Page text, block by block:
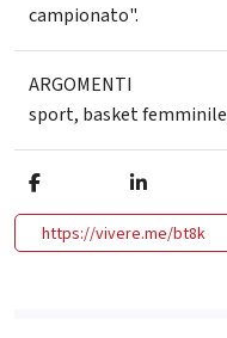
campionato".
ARGOMENTI
sport, basket femminile
https://vivere.me/bt8k